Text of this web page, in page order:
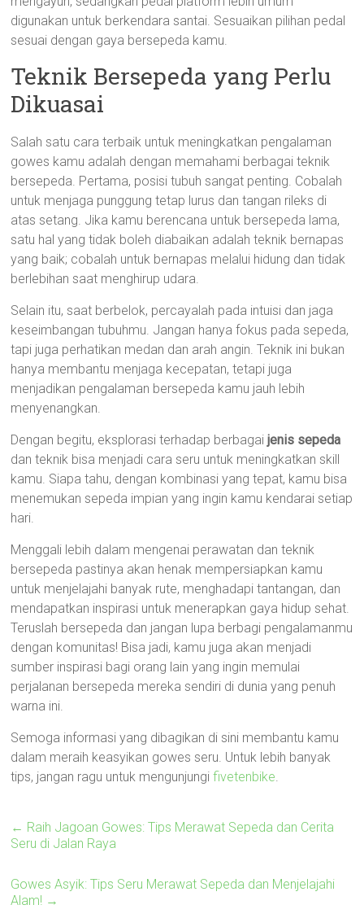
digunakan untuk berkendara santai. Sesuaikan pilihan pedal
sesuai dengan gaya bersepeda kamu.
Teknik Bersepeda yang Perlu
Dikuasai
Salah satu cara terbaik untuk meningkatkan pengalaman
gowes kamu adalah dengan memahami berbagai teknik
bersepeda. Pertama, posisi tubuh sangat penting. Cobalah
untuk menjaga punggung tetap lurus dan tangan rileks di
atas setang. Jika kamu berencana untuk bersepeda lama,
satu hal yang tidak boleh diabaikan adalah teknik bernapas
yang baik; cobalah untuk bernapas melalui hidung dan tidak
berlebihan saat menghirup udara.
Selain itu, saat berbelok, percayalah pada intuisi dan jaga
keseimbangan tubuhmu. Jangan hanya fokus pada sepeda,
tapi juga perhatikan medan dan arah angin. Teknik ini bukan
hanya membantu menjaga kecepatan, tetapi juga
menjadikan pengalaman bersepeda kamu jauh lebih
menyenangkan.
Dengan begitu, eksplorasi terhadap berbagaijenis sepeda
dan teknik bisa menjadi cara seru untuk meningkatkan skill
kamu. Siapa tahu, dengan kombinasi yang tepat, kamu bisa
menemukan sepeda impian yang ingin kamu kendarai setiap
hari.
Menggali lebih dalam mengenai perawatan dan teknik
bersepeda pastinya akan henak mempersiapkan kamu
untuk menjelajahi banyak rute, menghadapi tantangan, dan
mendapatkan inspirasi untuk menerapkan gaya hidup sehat.
Teruslah bersepeda dan jangan lupa berbagi pengalamanmu
dengan komunitas! Bisa jadi, kamu juga akan menjadi
sumber inspirasi bagi orang lain yang ingin memulai
perjalanan bersepeda mereka sendiri di dunia yang penuh
warna ini.
Semoga informasi yang dibagikan di sini membantu kamu
dalam meraih keasyikan gowes seru. Untuk lebih banyak
tips, jangan ragu untuk mengunjungifivetenbike.
← Raih Jagoan Gowes: Tips Merawat Sepeda dan Cerita
Seru di Jalan Raya
Gowes Asyik: Tips Seru Merawat Sepeda dan Menjelajahi
Alam! →